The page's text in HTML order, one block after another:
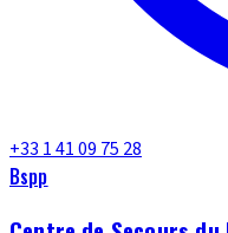
+33 1 41 09 75 28
Bspp